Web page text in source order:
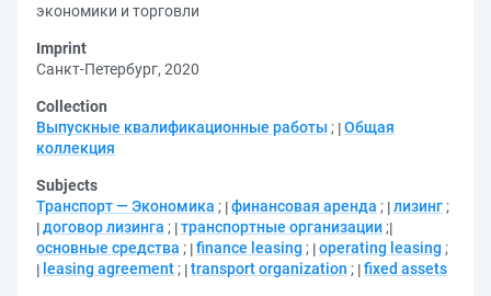
экономики и торговли
Imprint
Санкт-Петербург, 2020
Collection
Выпускные квалификационные работы ; Общая
коллекция
Subjects
Транспорт — Экономика ; финансовая аренда ; лизинг ;
договор лизинга ; транспортные организации ;
основные средства ; finance leasing ; operating leasing ;
leasing agreement ; transport organization ; fixed assets